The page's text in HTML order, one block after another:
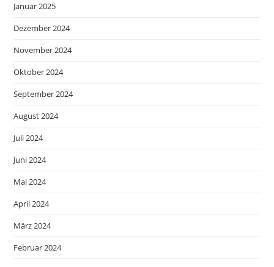
Januar 2025
Dezember 2024
November 2024
Oktober 2024
September 2024
August 2024
Juli 2024
Juni 2024
Mai 2024
April 2024
März 2024
Februar 2024